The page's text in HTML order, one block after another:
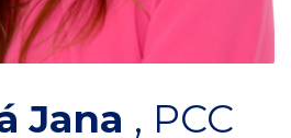
Jana , PCC